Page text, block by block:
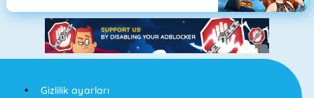
Gizlilik ayarları